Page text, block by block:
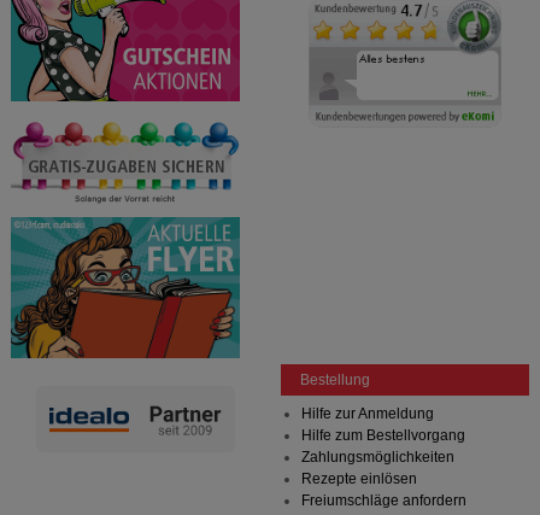
Bestellung
Hilfe zur Anmeldung
Hilfe zum Bestellvorgang
Zahlungsmöglichkeiten
Rezepte einlösen
Freiumschläge anfordern